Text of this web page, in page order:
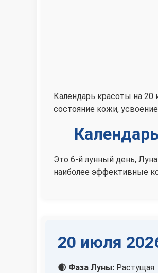
Календарь красоты на
состояние кожи,
Это 6-й лунный день,
наиболее эффективные
20 июля
🌒 Фаза Луны: Растущая